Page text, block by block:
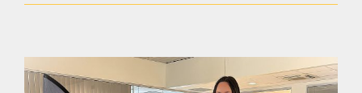
VD
hos
oss